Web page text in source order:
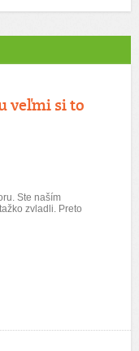
veľmi si to
Ste naším
zvladli. Preto